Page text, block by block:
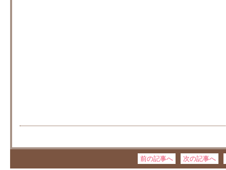
前の記事へ 次の記事へ